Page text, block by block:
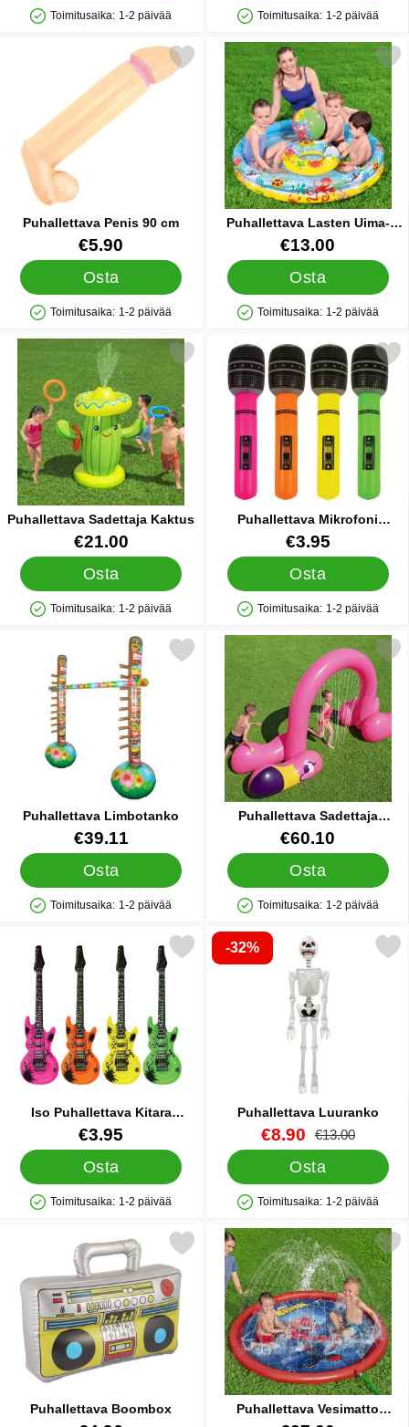
Saatavuus: Varastossa
Toimitusaika: 1-2 päivää
Saatavuus: Varastossa
Toimitusaika: 1-2 päivää
Puhallettava Penis 90 cm
Tuote.nro 90854
€5.90
Osta
Saatavuus: Varastossa
Toimitusaika: 1-2 päivää
Merkitse puhallettava Penis 90 cm suosikiksi
Puhallettava Lasten Uima-
Allas Varusteineen
Tuote.nro 28181
€13.00
Osta
Saatavuus: Varastossa
Toimitusaika: 1-2 päivää
Merkitse puhallettava Lasten
Puhallettava Sadettaja Kaktus
Tuote.nro 36029€21.00
Osta
Saatavuus: Varastossa
Toimitusaika: 1-2 päivää
Merkitse puhallettava Sadettaja Kaktus suosikiksi
Puhallettava Mikrofoni
Neonvärinen
Tuote.nro 85040
€3.95
Osta
Saatavuus: Varastossa
Toimitusaika: 1-2 päivää
Merkitse puhallettava
Puhallettava Limbotanko
Tuote.nro 19006
€39.11
Osta
Saatavuus: Varastossa
Toimitusaika: 1-2 päivää
Merkitse puhallettava Limbotanko suosikiksi
Puhallettava Sadettaja
Flamingo
Tuote.nro 36030
€60.10
Osta
Saatavuus: Varastossa
Toimitusaika: 1-2 päivää
Merkitse puhallettava
Iso Puhallettava Kitara
Neonvärinen
Tuote.nro 85039
€3.95
Osta
Saatavuus: Varastossa
Toimitusaika: 1-2 päivää
iso Puhallettava Kitara Neonvärinen suosikiksi
-32%
Puhallettava Luuranko
Tuote.nro 38699
uusi hinta
€8.90 vanha hinta
€13.00
Osta
Saatavuus: Varastossa
Toimitusaika: 1-2 päivää
Merkitse puhallettava
Puhallettava Boombox
Merkitse puhallettava Boombox suosikiksi
Puhallettava Vesimatto
Merkitse puhallettava Vesimatto